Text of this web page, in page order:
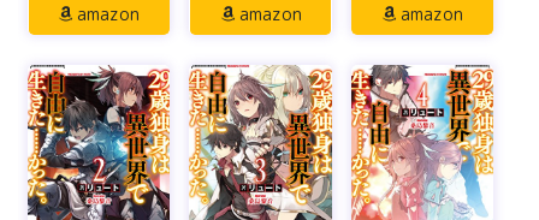
amazon
amazon
amazon